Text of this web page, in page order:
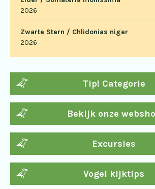
2026
Zwarte Stern / Chlidonias niger
2026
Tip! Categorie
Bekijk onze
Excursies
Vogel kijktips